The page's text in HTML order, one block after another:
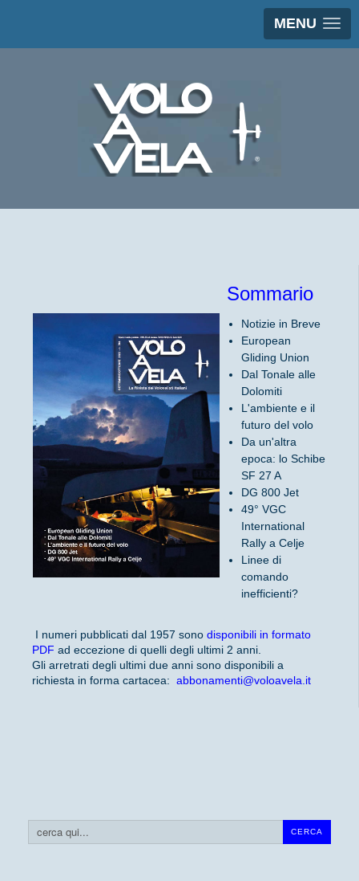
MENU
CERCA
Cerca...
Sommario
Notizie in Breve
European
Gliding Union
Dal Tonale alle
Dolomiti
L'ambiente e il
futuro del volo
Da un'altra
epoca: lo Schibe
SF 27 A
DG 800 Jet
49° VGC
International
Rally a Celje
Linee di
comando
inefficienti?
I numeri pubblicati dal 1957 sono disponibili in formato
PDF ad eccezione di quelli degli ultimi 2 anni.
Gli arretrati degli ultimi due anni sono disponibili a
richiesta in forma cartacea: abbonamenti@voloavela.it